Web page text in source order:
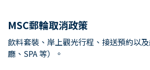
MSC郵輪取消政策
飲料套裝、岸上觀光行程、接送預約以
廳、SPA 等）。